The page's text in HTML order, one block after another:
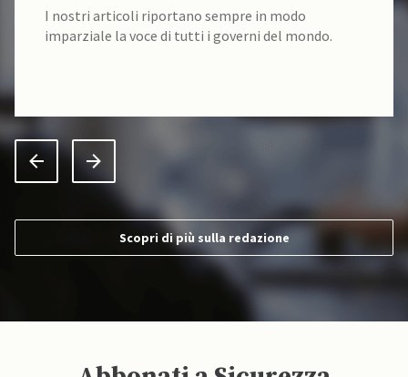
I nostri articoli riportano sempre in modo
imparziale la voce di tutti i governi del mondo.
Scopri di più sulla redazione